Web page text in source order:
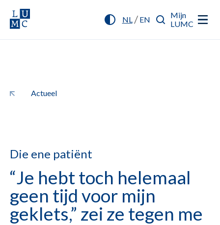
NL/ EN
Mijn
LUMC
Actueel
Die ene patiënt
“Je hebt toch helemaal
geen tijd voor mijn
geklets,” zei ze tegen me